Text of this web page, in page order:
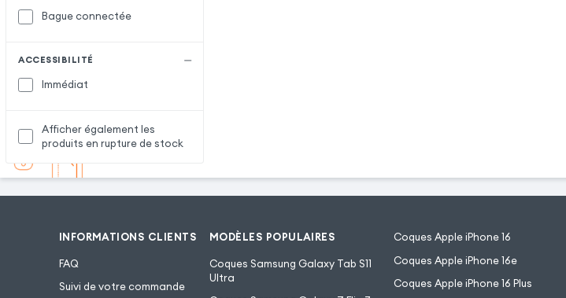
Bague connectée
ACCESSIBILITÉ
Immédiat
Afficher également les
produits en rupture de stock
INFORMATIONS CLIENTS
FAQ
Suivi de votre commande
MODÈLES POPULAIRES
Coques Samsung Galaxy Tab S11
Ultra
Coques Apple iPhone 16
Coques Apple iPhone 16e
Coques Apple iPhone 16 Plus